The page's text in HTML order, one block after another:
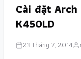
Cài đặt Arch
K450LD
23 Tháng 7, 2014